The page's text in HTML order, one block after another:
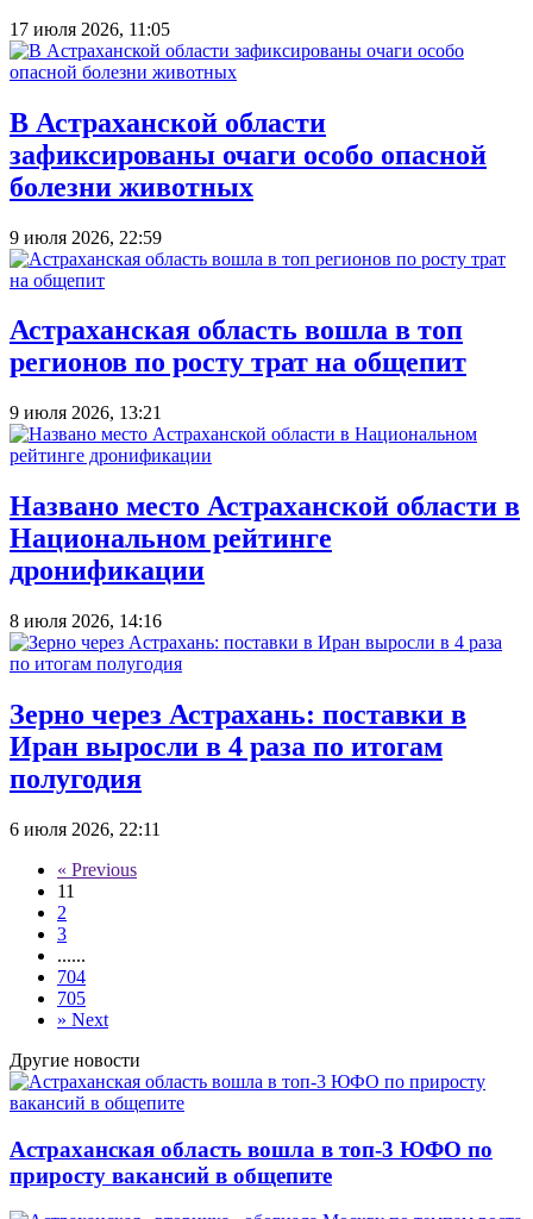
17 июля 2026, 11:05
В Астраханской области
зафиксированы очаги особо опасной
болезни животных
9 июля 2026, 22:59
Астраханская область вошла в топ
регионов по росту трат на общепит
9 июля 2026, 13:21
Названо место Астраханской области в
Национальном рейтинге
дронификации
8 июля 2026, 14:16
Зерно через Астрахань: поставки в
Иран выросли в 4 раза по итогам
полугодия
6 июля 2026, 22:11
« Previous
11
2
3
......
704
705
» Next
Другие новости
Астраханская область вошла в топ-3 ЮФО по
приросту вакансий в общепите